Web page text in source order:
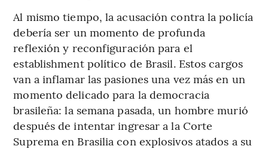
Al mismo tiempo, la acusación contra la policía
debería ser un momento de profunda
reflexión y reconfiguración para el
establishment político de Brasil. Estos cargos
van a inflamar las pasiones una vez más en un
momento delicado para la democracia
brasileña: la semana pasada, un hombre murió
después de intentar ingresar a la Corte
Suprema en Brasilia con explosivos atados a su